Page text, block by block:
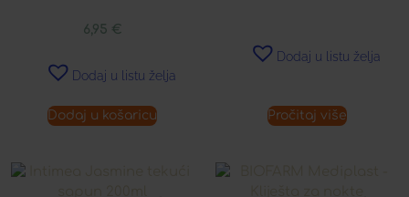
6,95 €
Dodaj u listu želja
Dodaj u košaricu
Dodaj u listu želja
Pročitaj više